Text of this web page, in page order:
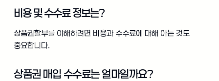
비용 및 수수료 정보는?
상품권할부를 이해하려면 비용과 수수료에 대해 아는 것도
중요합니다.
상품권 매입 수수료는 얼마일까요?